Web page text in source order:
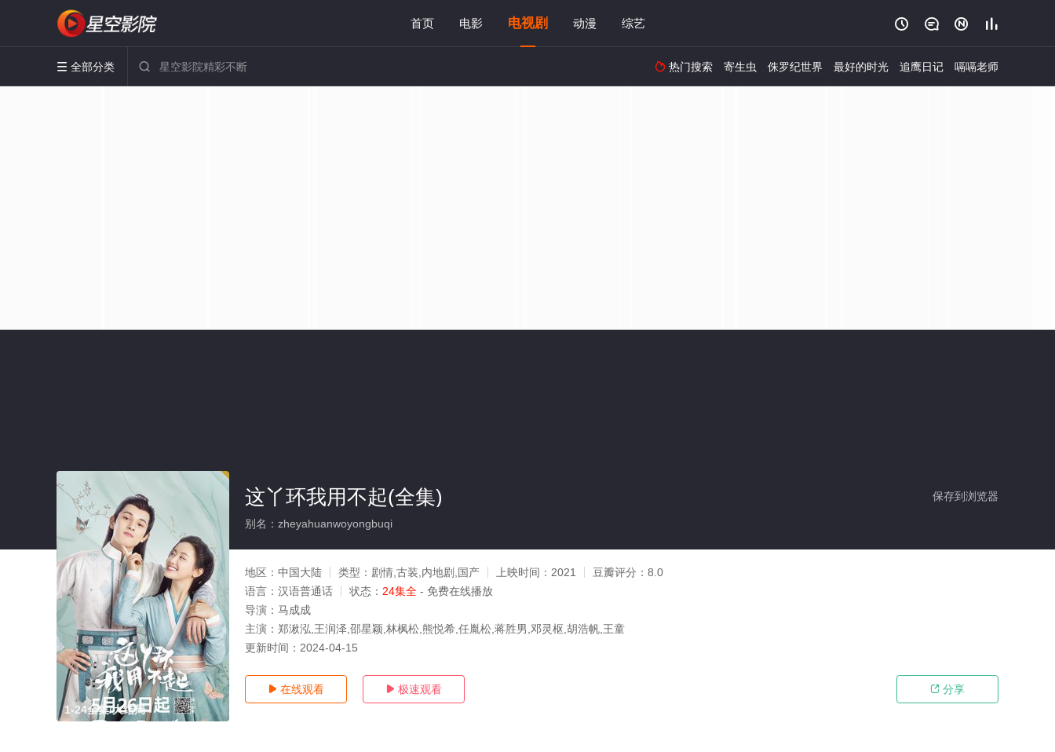
首页 电影 电视剧 动漫 综艺    
 全部分类   热门搜索 寄生虫 侏罗纪世界 最好的时光 追鹰日记 嗝嗝老师
1-24全集/大结局
保存到浏览器
这丫环我用不起(全集)
别名：zheyahuanwoyongbuqi
地区： 中国大陆 类型： 剧情,古装,内地剧,国产 上映时间： 2021 豆瓣评分： 8.0
语言： 汉语普通话 状态： 24集全 - 免费在线播放
导演： 马成成
主演： 郑湫泓,王润泽,邵星颖,林枫松,熊悦希,任胤松,蒋胜男,邓灵枢,胡浩帆,王童
更新时间： 2024-04-15
 在线观看  极速观看  分享